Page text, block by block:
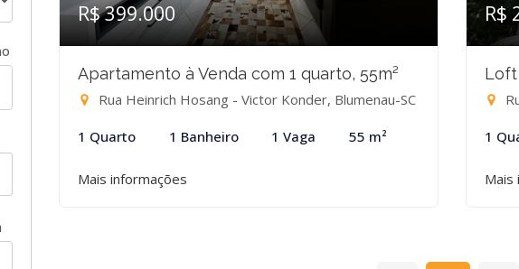
R$ 399.000
Apartamento à Venda com 1 quarto, 55m²
Rua Heinrich Hosang - Victor Konder, Blumenau-SC
1 Quarto 1 Banheiro 1 Vaga 55 m²
Mais informações
R$
Loft
1
Mais